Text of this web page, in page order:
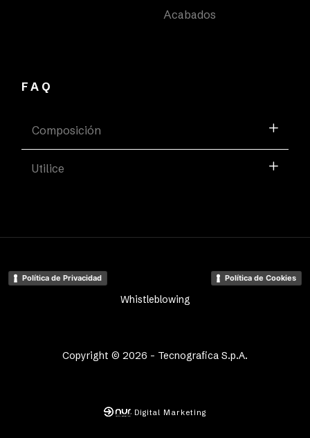
Acabados
FAQ
Composición
Utilice
Copyright © 2026 - Tecnografica S.p.A.
Política de Privacidad Política de Cookies
Whistleblowing
Digital Marketing